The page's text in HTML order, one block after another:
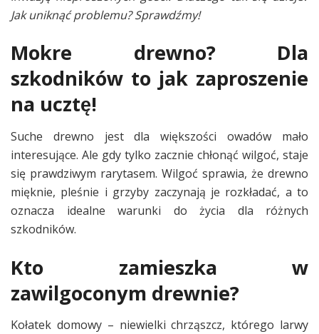
Jak uniknąć problemu? Sprawdźmy!
Mokre drewno? Dla
szkodników to jak zaproszenie
na ucztę!
Suche drewno jest dla większości owadów mało
interesujące. Ale gdy tylko zacznie chłonąć wilgoć, staje
się prawdziwym rarytasem. Wilgoć sprawia, że drewno
mięknie, pleśnie i grzyby zaczynają je rozkładać, a to
oznacza idealne warunki do życia dla różnych
szkodników.
Kto zamieszka w
zawilgoconym drewnie?
Kołatek domowy – niewielki chrząszcz, którego larwy